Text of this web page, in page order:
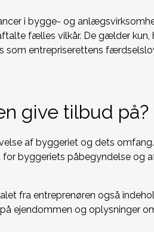
i bygge- og
fælles vilkår. De gælder
som entrepriserettens
give tilbud på?
af byggeriet og dets
byggeriets påbegyndelse og
fra entreprenøren også
ejendommen og oplysninger